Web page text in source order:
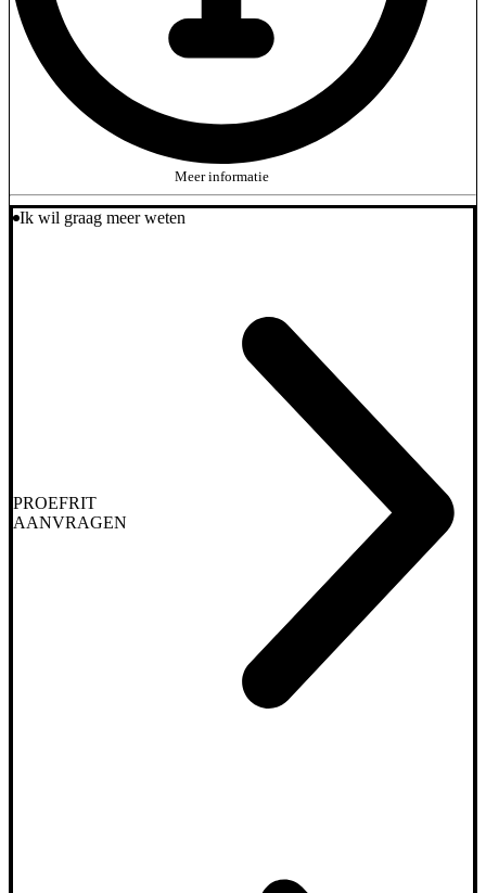
Meer informatie
Ik wil graag meer weten
PROEFRIT
AANVRAGEN